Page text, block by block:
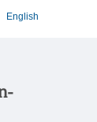
English